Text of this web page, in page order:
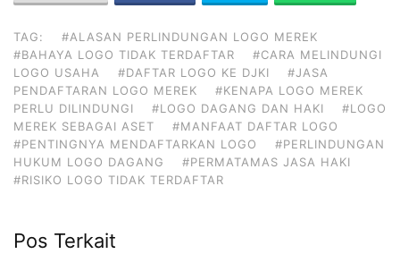
TAG:
#ALASAN PERLINDUNGAN LOGO MEREK
#BAHAYA LOGO TIDAK TERDAFTAR
#CARA MELINDUNGI
LOGO USAHA
#DAFTAR LOGO KE DJKI
#JASA
PENDAFTARAN LOGO MEREK
#KENAPA LOGO MEREK
PERLU DILINDUNGI
#LOGO DAGANG DAN HAKI
#LOGO
MEREK SEBAGAI ASET
#MANFAAT DAFTAR LOGO
#PENTINGNYA MENDAFTARKAN LOGO
#PERLINDUNGAN
HUKUM LOGO DAGANG
#PERMATAMAS JASA HAKI
#RISIKO LOGO TIDAK TERDAFTAR
Pos Terkait